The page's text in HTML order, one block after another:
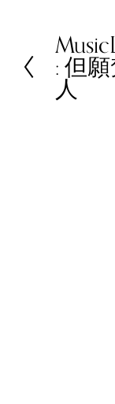
P
r: 但
人